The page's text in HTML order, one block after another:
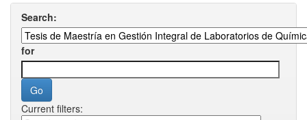
Search:
for
Current filters: